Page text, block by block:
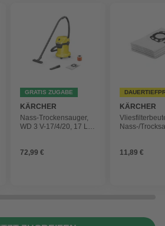
GRATIS ZUGABE
KÄRCHER
Nass-Trockensauger,
WD 3 V-17/4/20, 17 L,
72,99 €
KÄRCHER
Nass-/
4 Stück
11,89 €